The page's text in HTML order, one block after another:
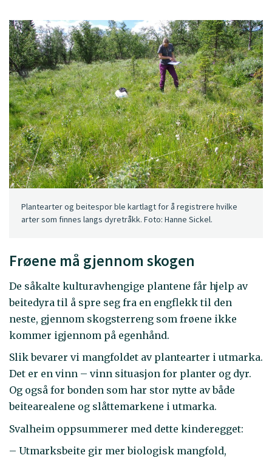
Plantearter og beitespor ble kartlagt for å registrere hvilke
arter som finnes langs dyretråkk. Foto: Hanne Sickel.
Frøene må gjennom skogen
De såkalte kulturavhengige plantene får hjelp av
beitedyra til å spre seg fra en engflekk til den
neste, gjennom skogsterreng som frøene ikke
kommer igjennom på egenhånd.
Slik bevarer vi mangfoldet av plantearter i utmarka.
Det er en vinn – vinn situasjon for planter og dyr.
Og også for bonden som har stor nytte av både
beitearealene og slåttemarkene i utmarka.
Svalheim oppsummerer med dette kinderegget:
– Utmarksbeite gir mer biologisk mangfold,